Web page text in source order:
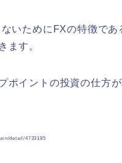
いためにFXの特徴で
ます。
ポイントの投資の仕方
detail/4733185